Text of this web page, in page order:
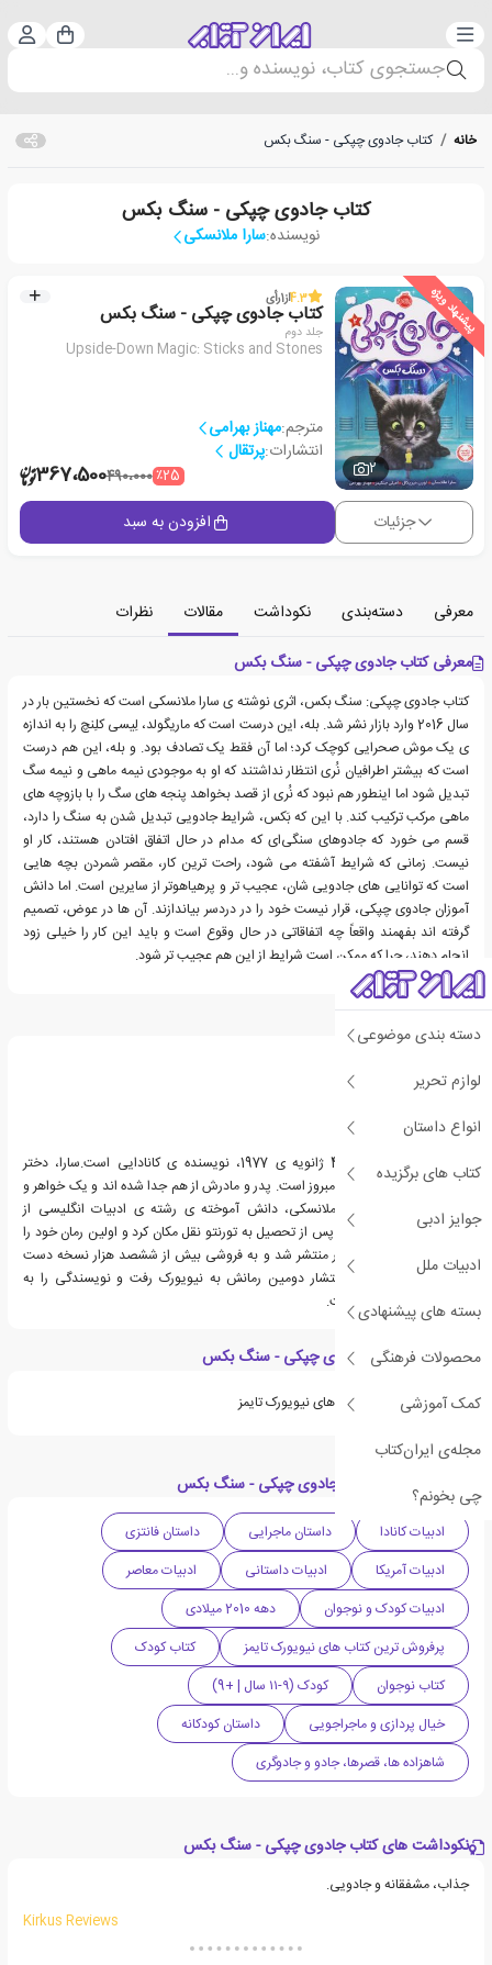
دسته‌بندی سبد
جستجوی کتاب، نویسنده و...
دسته بندی موضوعی
لوازم تحریر
انواع داستان
کتاب های برگزیده
جوایز ادبی
ادبیات ملل
بسته های پیشنهادی
محصولات فرهنگی
کمک آموزشی
مجله‌ی ایران‌کتاب
چی بخونم؟
خانه / کتاب جادوی چپکی - سنگ بکس
کتاب جادوی چپکی - سنگ بکس
نویسنده:سارا ملانسکی
پیشنهاد ویژه
2
4.3از1رأی
کتاب جادوی چپکی - سنگ بکس
جلد دوم
Upside-Down Magic: Sticks and Stones
مترجم:مهناز بهرامی
انتشارات:پرتقال
٪25490،000367،500
جزئیات افزودن به سبد
معرفی دسته‌بندی نکوداشت مقالات
نظرات
معرفی کتاب جادوی چپکی - سنگ بکس
کتاب جادوی چپکی: سنگ بکس، اثری نوشته ی سارا ملانسکی است که نخستین بار در
سال 2016 وارد بازار نشر شد. بله، این درست است که ماریگولد، لِیسی کلِنچ را به اندازه
ی یک موش صحرایی کوچک کرد؛ اما آن فقط یک تصادف بود. و بله، این هم درست
است که بیشتر اطرافیان نُری انتظار نداشتند که او به موجودی نیمه ماهی و نیمه سگ
تبدیل شود اما اینطور هم نبود که نُری از قصد بخواهد پنجه های سگ را با بازوچه های
ماهی مرکب ترکیب کند. با این که بَکس، شرایط جادویی تبدیل شدن به سنگ را دارد،
قسم می خورد که جادوهای سنگی‌ای که مدام در حال اتفاق افتادن هستند، کار او
نیست. زمانی که شرایط آشفته می شود، راحت ترین کار، مقصر شمردن بچه هایی
است که توانایی های جادویی شان، عجیب تر و پرهیاهوتر از سایرین است. اما دانش
آموزان جادوی چپکی، قرار نیست خود را در دردسر بیاندازند. آن ها در عوض، تصمیم
گرفته اند بفهمند واقعاً چه اتفاقاتی در حال وقوع است و باید این کار را خیلی زود
انجام دهند، چرا که ممکن است شرایط از این هم عجیب تر شود.
درباره سارا ملانسکی
سارا ملانسکی، زاده ی 4 ژانویه ی 1977، نویسنده ی کانادایی است.سارا، دختر
نویسنده ای به نام الیسا آمبروز است. پدر و مادرش از هم جدا شده اند و یک خواهر و
یک خواهرخوانده دارد. ملانسکی، دانش آموخته ی رشته ی ادبیات انگلیسی از
دانشگاه مک گیل است.او پس از تحصیل به تورنتو نقل مکان کرد و اولین رمان خود را
نوشت که در شانزده کشور منتشر شد و به فروشی بیش از ششصد هزار نسخه دست
یافت.ملانسکی پس از انتشار دومین رمانش به نیویورک رفت و نویسندگی را به
صورت تمام وقت پی گرفت.
ویژگی های کتاب جادوی چپکی - سنگ بکس
جزو لیست پرفروش ترین های نیویورک تایمز
دسته بندی های کتاب جادوی چپکی - سنگ بکس
ادبیات کانادا داستان ماجرایی
داستان فانتزی
ادبیات آمریکا
ادبیات داستانی
ادبیات معاصر
ادبیات کودک و نوجوان
دهه 2010 میلادی
پرفروش ترین کتاب های نیویورک تایمز
کتاب کودک
کتاب نوجوان
کودک (۹-۱۱ سال | +9)
خیال پردازی و ماجراجویی
داستان کودکانه
شاهزاده ها، قصرها، جادو و جادوگری
نکوداشت های کتاب جادوی چپکی - سنگ بکس
جذاب، مشفقانه و جادویی.
Kirkus Reviews